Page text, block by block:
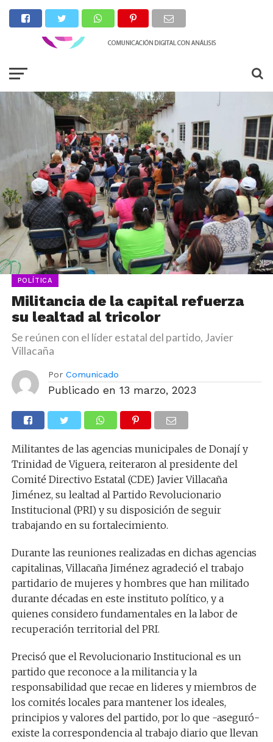
POLÍTICA
Militancia de la capital refuerza
su lealtad al tricolor
Se reúnen con el líder estatal del partido, Javier
Villacaña
Por Comunicado
Publicado en 13 marzo, 2023
Militantes de las agencias municipales de Donají y
Trinidad de Viguera, reiteraron al presidente del
Comité Directivo Estatal (CDE) Javier Villacaña
Jiménez, su lealtad al Partido Revolucionario
Institucional (PRI) y su disposición de seguir
trabajando en su fortalecimiento.
Durante las reuniones realizadas en dichas agencias
capitalinas, Villacaña Jiménez agradeció el trabajo
partidario de mujeres y hombres que han militado
durante décadas en este instituto político, y a
quienes considero fundamentales en la labor de
recuperación territorial del PRI.
Precisó que el Revolucionario Institucional es un
partido que reconoce a la militancia y la
responsabilidad que recae en lideres y miembros de
los comités locales para mantener los ideales,
principios y valores del partido, por lo que -aseguró-
existe la correspondencia al trabajo diario que llevan